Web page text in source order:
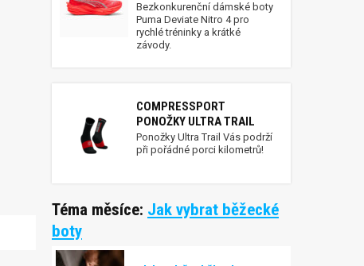
Bezkonkurenční dámské boty
Puma Deviate Nitro 4 pro
rychlé tréninky a krátké
závody.
COMPRESSPORT
PONOŽKY ULTRA TRAIL
Ponožky Ultra Trail Vás podrží
při pořádné porci kilometrů!
Téma měsíce: Jak vybrat běžecké
boty